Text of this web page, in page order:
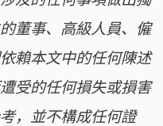
董事、高級人員、僱
賴本文中的任何陳述
受的任何損失或損害
，並不構成任何證